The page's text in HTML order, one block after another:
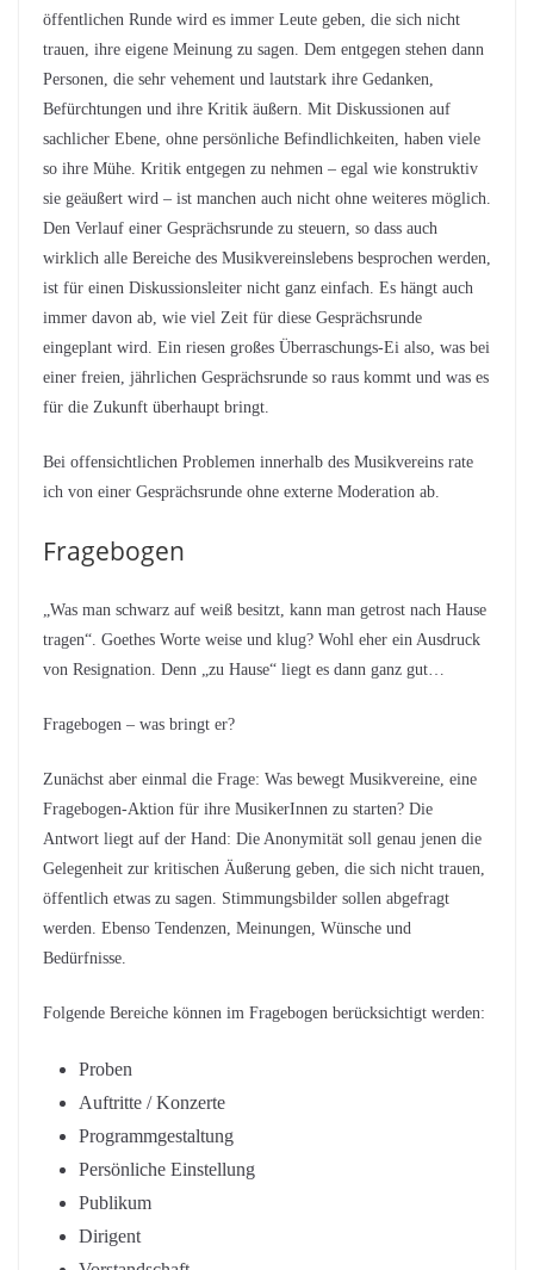
öffentlichen Runde wird es immer Leute geben, die sich nicht
trauen, ihre eigene Meinung zu sagen. Dem entgegen stehen dann
Personen, die sehr vehement und lautstark ihre Gedanken,
Befürchtungen und ihre Kritik äußern. Mit Diskussionen auf
sachlicher Ebene, ohne persönliche Befindlichkeiten, haben viele
so ihre Mühe. Kritik entgegen zu nehmen – egal wie konstruktiv
sie geäußert wird – ist manchen auch nicht ohne weiteres möglich.
Den Verlauf einer Gesprächsrunde zu steuern, so dass auch
wirklich alle Bereiche des Musikvereinslebens besprochen werden,
ist für einen Diskussionsleiter nicht ganz einfach. Es hängt auch
immer davon ab, wie viel Zeit für diese Gesprächsrunde
eingeplant wird. Ein riesen großes Überraschungs-Ei also, was bei
einer freien, jährlichen Gesprächsrunde so raus kommt und was es
für die Zukunft überhaupt bringt.
Bei offensichtlichen Problemen innerhalb des Musikvereins rate
ich von einer Gesprächsrunde ohne externe Moderation ab.
Fragebogen
„Was man schwarz auf weiß besitzt, kann man getrost nach Hause
tragen“. Goethes Worte weise und klug? Wohl eher ein Ausdruck
von Resignation. Denn „zu Hause“ liegt es dann ganz gut…
Fragebogen – was bringt er?
Zunächst aber einmal die Frage: Was bewegt Musikvereine, eine
Fragebogen-Aktion für ihre MusikerInnen zu starten? Die
Antwort liegt auf der Hand: Die Anonymität soll genau jenen die
Gelegenheit zur kritischen Äußerung geben, die sich nicht trauen,
öffentlich etwas zu sagen. Stimmungsbilder sollen abgefragt
werden. Ebenso Tendenzen, Meinungen, Wünsche und
Bedürfnisse.
Folgende Bereiche können im Fragebogen berücksichtigt werden:
Proben
Auftritte / Konzerte
Programmgestaltung
Persönliche Einstellung
Publikum
Dirigent